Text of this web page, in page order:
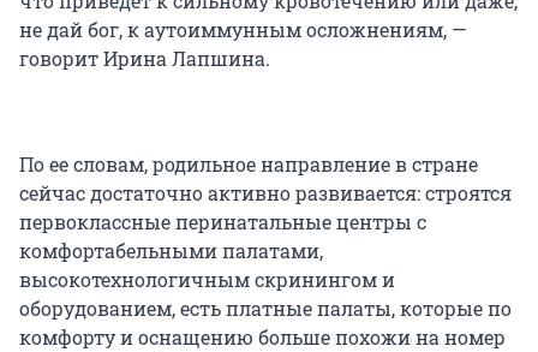
не дай бог, к аутоиммунным осложнениям, —
говорит Ирина Лапшина.
По ее словам, родильное направление в стране
сейчас достаточно активно развивается: строятся
первоклассные перинатальные центры с
комфортабельными палатами,
высокотехнологичным скринингом и
оборудованием, есть платные палаты, которые по
комфорту и оснащению больше похожи на номер